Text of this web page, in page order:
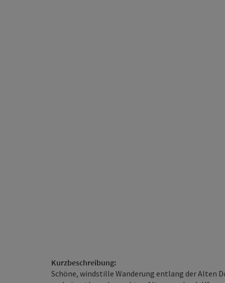
Kurzbeschreibung:
Schöne, windstille Wanderung entlang der Alten